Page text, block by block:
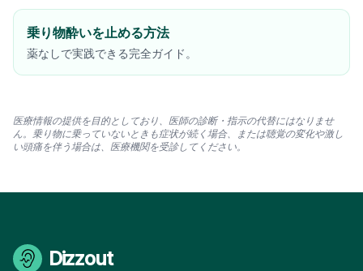
乗り物酔いを止める方法
薬なしで実践できる完全ガイド。
医療情報の提供を目的としており、医師の診断・指示の代替にはなりませ
ん。乗り物に乗っていないときも症状が続く場合、または聴覚の変化や激し
い頭痛を伴う場合は、医療機関を受診してください。
Dizzout